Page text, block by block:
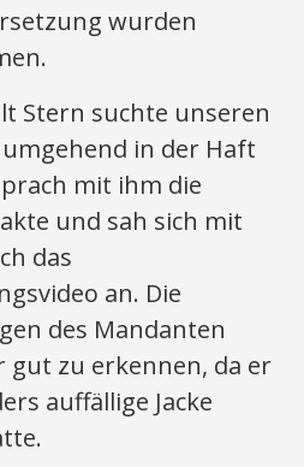
wurden
Stern suchte unseren
in der Haft
mit ihm die
und sah sich mit
das
an. Die
des Mandanten
gut zu erkennen, da er
auffällige Jacke